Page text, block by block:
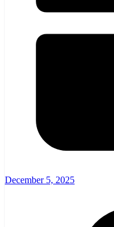
December 5, 2025